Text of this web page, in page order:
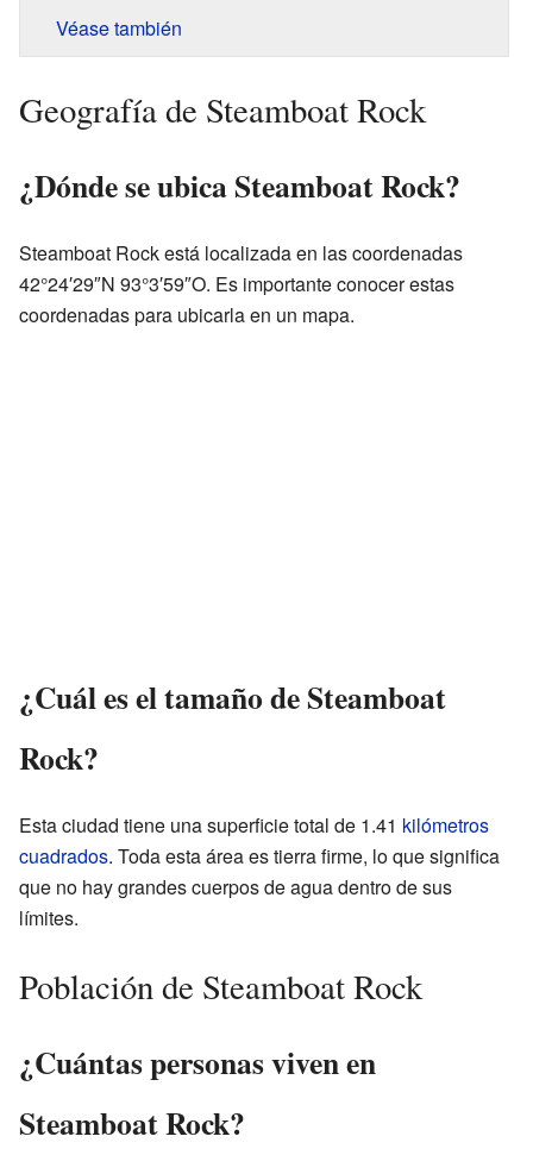
Véase también
Geografía de Steamboat Rock
¿Dónde se ubica Steamboat Rock?
Steamboat Rock está localizada en las coordenadas
42°24′29″N 93°3′59″O. Es importante conocer estas
coordenadas para ubicarla en un mapa.
¿Cuál es el tamaño de Steamboat
Rock?
Esta ciudad tiene una superficie total de 1.41 kilómetros
cuadrados. Toda esta área es tierra firme, lo que significa
que no hay grandes cuerpos de agua dentro de sus
límites.
Población de Steamboat Rock
¿Cuántas personas viven en
Steamboat Rock?